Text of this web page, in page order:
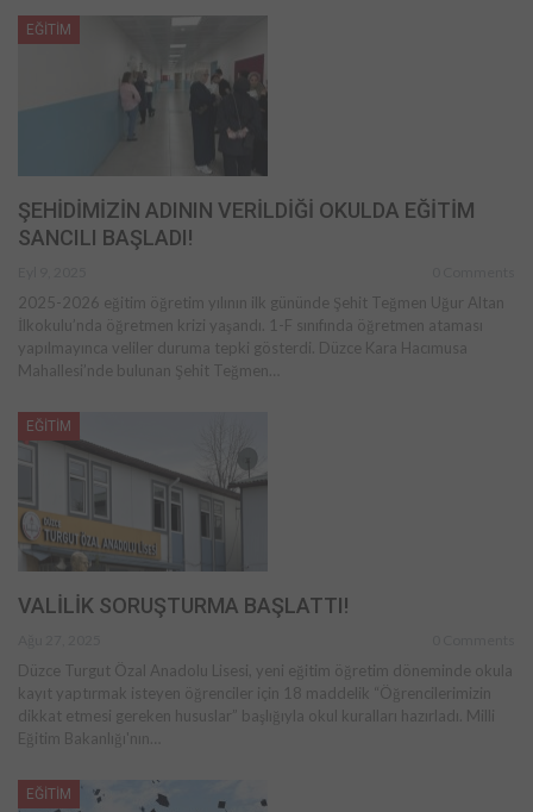
EĞİTİM
ŞEHİDİMİZİN ADININ VERİLDİĞİ OKULDA EĞİTİM
SANCILI BAŞLADI!
2025-2026 eğitim öğretim yılının ilk gününde Şehit Teğmen Uğur Altan
İlkokulu’nda öğretmen krizi yaşandı. 1-F sınıfında öğretmen ataması
yapılmayınca veliler duruma tepki gösterdi. Düzce Kara Hacımusa
Mahallesi’nde bulunan Şehit Teğmen…
EĞİTİM
VALİLİK SORUŞTURMA BAŞLATTI!
Düzce Turgut Özal Anadolu Lisesi, yeni eğitim öğretim döneminde okula
kayıt yaptırmak isteyen öğrenciler için 18 maddelik “Öğrencilerimizin
dikkat etmesi gereken hususlar” başlığıyla okul kuralları hazırladı. Milli
Eğitim Bakanlığı'nın…
EĞİTİM